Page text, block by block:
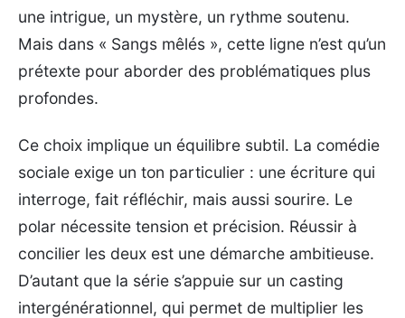
une intrigue, un mystère, un rythme soutenu.
Mais dans « Sangs mêlés », cette ligne n’est qu’un
prétexte pour aborder des problématiques plus
profondes.
Ce choix implique un équilibre subtil. La comédie
sociale exige un ton particulier : une écriture qui
interroge, fait réfléchir, mais aussi sourire. Le
polar nécessite tension et précision. Réussir à
concilier les deux est une démarche ambitieuse.
D’autant que la série s’appuie sur un casting
intergénérationnel, qui permet de multiplier les